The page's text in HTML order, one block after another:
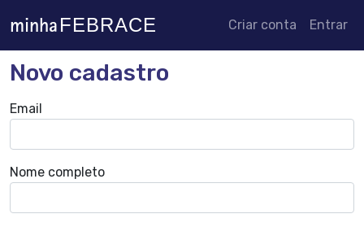
minhaFEBRACE Criar conta Entrar
Novo cadastro
Email
Nome completo